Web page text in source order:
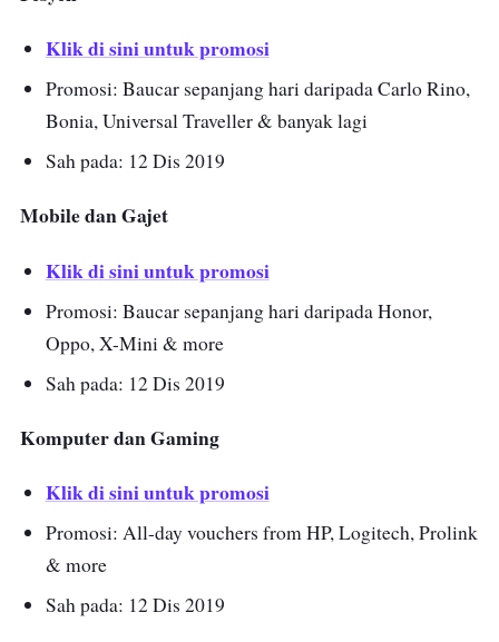
Klik di sini untuk promosi
Promosi: Baucar sepanjang hari daripada Carlo Rino,
Bonia, Universal Traveller & banyak lagi
Sah pada: 12 Dis 2019
Mobile dan Gajet
Klik di sini untuk promosi
Promosi: Baucar sepanjang hari daripada Honor,
Oppo, X-Mini & more
Sah pada: 12 Dis 2019
Komputer dan Gaming
Klik di sini untuk promosi
Promosi: All-day vouchers from HP, Logitech, Prolink
& more
Sah pada: 12 Dis 2019